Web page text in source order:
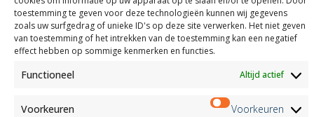
toestemming te geven voor deze technologieën kunnen wij gegevens
zoals uw surfgedrag of unieke ID's op deze site verwerken. Het niet geven
van toestemming of het intrekken van de toestemming kan een negatief
effect hebben op sommige kenmerken en functies.
Functioneel Altijd actief
Voorkeuren Voorkeuren
Child Safety
Customer Information
Supplier Information
Information for Candidates